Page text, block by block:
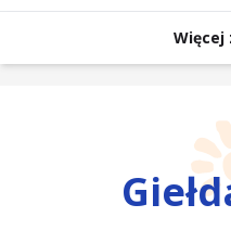
Więcej